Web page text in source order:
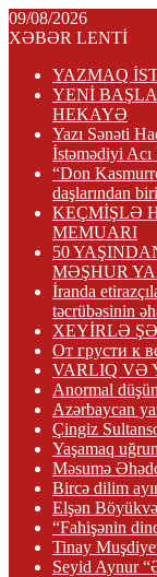
09/08/2026
XƏBƏR LENTİ
YAZMAQ
YENİ
HEKAYƏ
Yazı Sənəti
İstəmədiyi Acı
“Don
daşlarından
KEÇMİŞLƏ
MEMUARI
50
MƏŞHUR
İranda
təcrübəsinin
XEYİRLƏ
От грусти к
VARLIQ VƏ
Anormal
Azərbaycan
Çingiz
Yaşamaq
Məsumə
Bircə dilim
Elşən
“Fahişənin
Tinay
Seyid Aynur